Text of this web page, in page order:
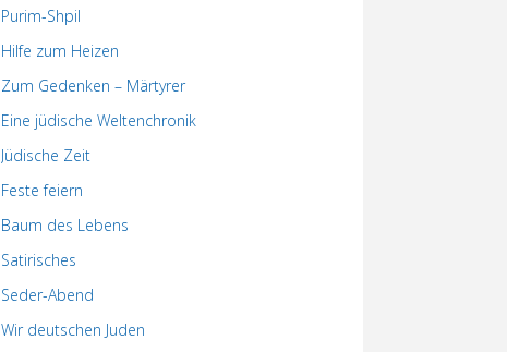
Purim-Shpil
Hilfe zum Heizen
Zum Gedenken – Märtyrer
Eine jüdische Weltenchronik
Jüdische Zeit
Feste feiern
Baum des Lebens
Satirisches
Seder-Abend
Wir deutschen Juden